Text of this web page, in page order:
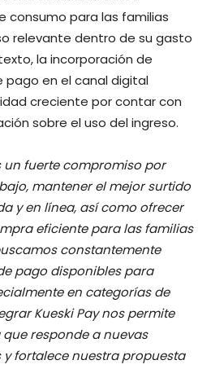
consumo para las familias
relevante dentro de su gasto
la incorporación de
pago en el canal digital
creciente por contar con
sobre el uso del ingreso.
un fuerte compromiso por
mantener el mejor surtido
y en línea, así como ofrecer
eficiente para las familias
constantemente
pago disponibles para
en categorías de
Kueski Pay nos permite
responde a nuevas
fortalece nuestra propuesta